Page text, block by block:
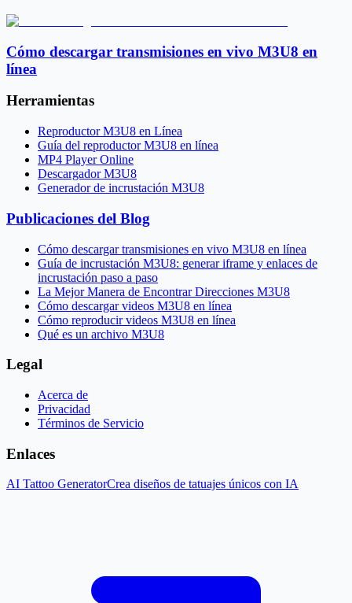
Cómo descargar transmisiones en vivo M3U8 en
línea
Herramientas
Reproductor M3U8 en Línea
Guía del reproductor M3U8 en línea
MP4 Player Online
Descargador M3U8
Generador de incrustación M3U8
Publicaciones del Blog
Cómo descargar transmisiones en vivo M3U8 en línea
Guía de incrustación M3U8: generar iframe y enlaces de
incrustación paso a paso
La Mejor Manera de Encontrar Direcciones M3U8
Cómo descargar videos M3U8 en línea
Cómo reproducir videos M3U8 en línea
Qué es un archivo M3U8
Legal
Acerca de
Privacidad
Términos de Servicio
Enlaces
AI Tattoo GeneratorCrea diseños de tatuajes únicos con IA